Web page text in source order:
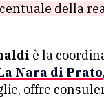
della
è la
Nara di Prato
offre